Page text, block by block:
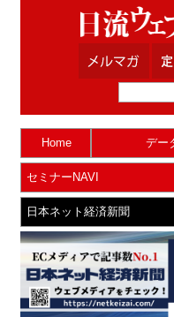
Home デー
セミナーNAVI
日本ネット経済新聞